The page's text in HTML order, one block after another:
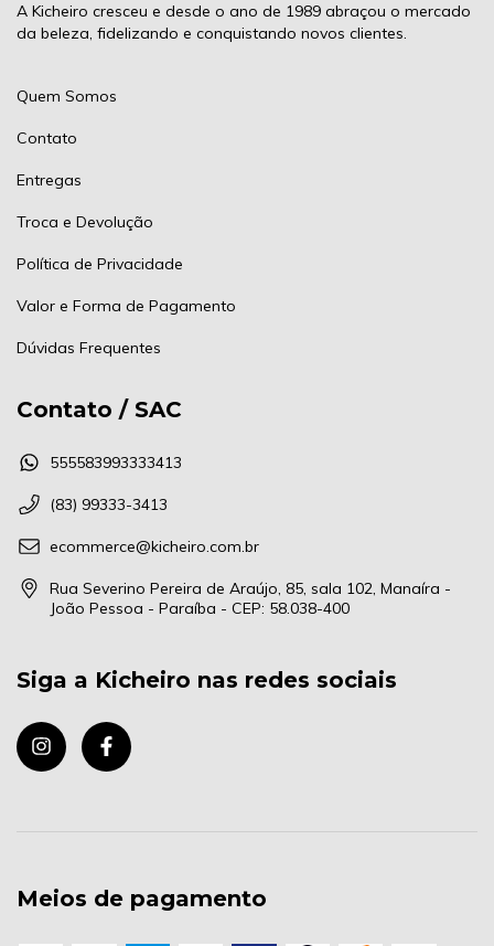
A Kicheiro cresceu e desde o ano de 1989 abraçou o mercado
da beleza, fidelizando e conquistando novos clientes.
Quem Somos
Contato
Entregas
Troca e Devolução
Política de Privacidade
Valor e Forma de Pagamento
Dúvidas Frequentes
Contato / SAC
555583993333413
(83) 99333-3413
ecommerce@kicheiro.com.br
Rua Severino Pereira de Araújo, 85, sala 102, Manaíra -
João Pessoa - Paraíba - CEP: 58.038-400
Siga a Kicheiro nas redes sociais
Meios de pagamento